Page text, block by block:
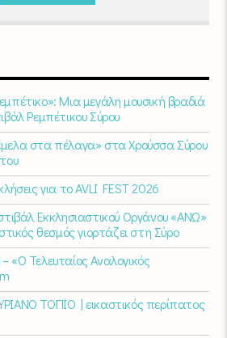
Μια μεγάλη μουσική βραδιά
Ρεμπέτικου Σύρου
στα πέλαγα» στα Χρούσσα Σύρου
για το AVLI FEST 2026
Εκκλησιαστικού Οργάνου «ΑΝΩ»
θεσμός γιορτάζει στη Σύρο​
Τελευταίος Αναλογικός
ΤΟΠΙΟ | εικαστικός περίπατος